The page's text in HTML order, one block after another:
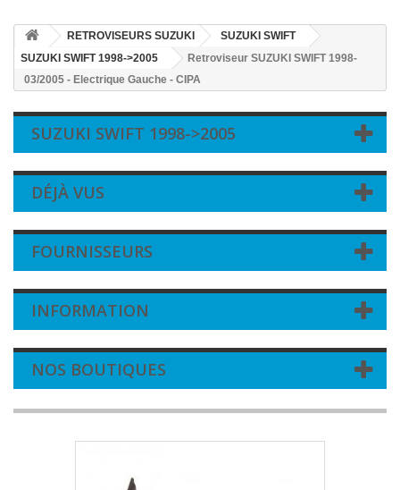
RETROVISEURS SUZUKI
SUZUKI SWIFT
SUZUKI SWIFT 1998->2005
Retroviseur SUZUKI SWIFT 1998-
03/2005 - Electrique Gauche - CIPA
SUZUKI SWIFT 1998->2005
DÉJÀ VUS
FOURNISSEURS
INFORMATION
NOS BOUTIQUES